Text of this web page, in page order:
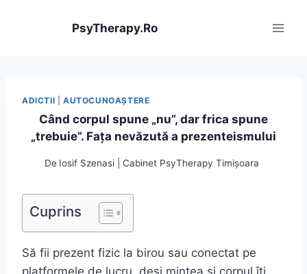
PsyTherapy.Ro
ADICTII AUTOCUNOAŞTERE
Când corpul spune „nu”, dar frica spune
„trebuie”. Fața nevăzută a prezenteismului
De Iosif Szenasi | Cabinet PsyTherapy Timișoara
Cuprins
Să fii prezent fizic la birou sau conectat pe
platformele de lucru, deși mintea și corpul îți